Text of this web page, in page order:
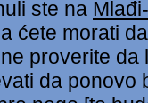
ste na
ćete morati
proverite
da ponovo